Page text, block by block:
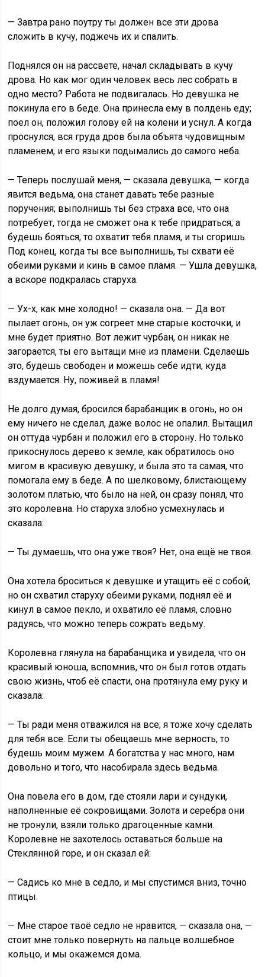
— Завтра рано поутру ты должен все эти дрова
сложить в кучу, поджечь их и спалить.
Поднялся он на рассвете, начал складывать в кучу
дрова. Но как мог один человек весь лес собрать в
одно место? Работа не подвигалась. Но девушка не
покинула его в беде. Она принесла ему в полдень еду;
поел он, положил голову ей на колени и уснул. А когда
проснулся, вся груда дров была объята чудовищным
пламенем, и его языки подымались до самого неба.
— Теперь послушай меня, — сказала девушка, — когда
явится ведьма, она станет давать тебе разные
поручения; выполнишь ты без страха все, что она
потребует, тогда не сможет она к тебе придраться; а
будешь бояться, то охватит тебя пламя, и ты сгоришь.
Под конец, когда ты все выполнишь, ты схвати её
обеими руками и кинь в самое пламя. — Ушла девушка,
а вскоре подкралась старуха.
— Ух-х, как мне холодно! — сказала она. — Да вот
пылает огонь, он уж согреет мне старые косточки, и
мне будет приятно. Вот лежит чурбан, он никак не
загорается, ты его вытащи мне из пламени. Сделаешь
это, будешь свободен и можешь себе идти, куда
вздумается. Ну, поживей в пламя!
Не долго думая, бросился барабанщик в огонь, но он
ему ничего не сделал, даже волос не опалил. Вытащил
он оттуда чурбан и положил его в сторону. Но только
прикоснулось дерево к земле, как обратилось оно
мигом в красивую девушку, и была это та самая, что
помогала ему в беде. А по шелковому, блистающему
золотом платью, что было на ней, он сразу понял, что
это королевна. Но старуха злобно усмехнулась и
сказала:
— Ты думаешь, что она уже твоя? Нет, она ещё не твоя.
Она хотела броситься к девушке и утащить её с собой;
но он схватил старуху обеими руками, поднял её и
кинул в самое пекло, и охватило её пламя, словно
радуясь, что можно теперь сожрать ведьму.
Королевна глянула на барабанщика и увидела, что он
красивый юноша, вспомнив, что он был готов отдать
свою жизнь, чтоб её спасти, она протянула ему руку и
сказала:
— Ты ради меня отважился на все; я тоже хочу сделать
для тебя все. Если ты обещаешь мне верность, то
будешь моим мужем. А богатства у нас много, нам
довольно и того, что насобирала здесь ведьма.
Она повела его в дом, где стояли лари и сундуки,
наполненные её сокровищами. Золота и серебра они
не тронули, взяли только драгоценные камни.
Королевне не захотелось оставаться больше на
Стеклянной горе, и он сказал ей:
— Садись ко мне в седло, и мы спустимся вниз, точно
птицы.
— Мне старое твоё седло не нравится, — сказала она, —
стоит мне только повернуть на пальце волшебное
кольцо, и мы окажемся дома.